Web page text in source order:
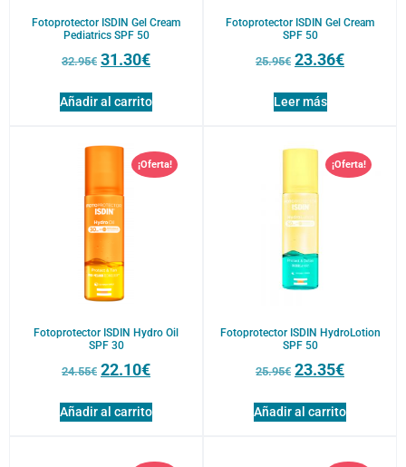
Fotoprotector ISDIN Gel Cream
Pediatrics SPF 50
32.95€ 31.30€
Añadir al carrito
Fotoprotector ISDIN Gel Cream
SPF 50
25.95€ 23.36€
Leer más
¡Oferta!
Fotoprotector ISDIN Hydro Oil
SPF 30
24.55€ 22.10€
Añadir al carrito
¡Oferta!
Fotoprotector ISDIN HydroLotion
SPF 50
25.95€ 23.35€
Añadir al carrito